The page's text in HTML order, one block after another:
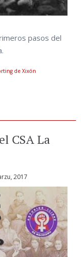
pasos del
de Xixón
CSA La
2017